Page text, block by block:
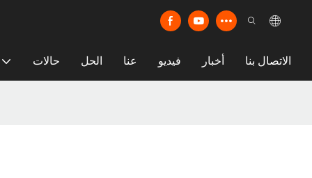
حالات الحل عنا فيديو أخبار الاتصال بنا